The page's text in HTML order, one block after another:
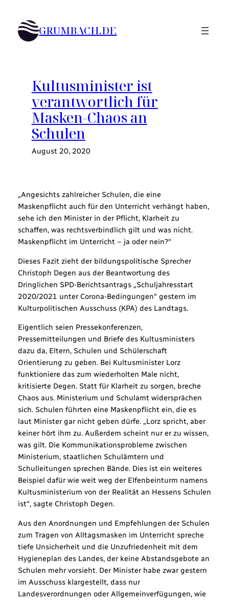
Inhalt
springen GRUMBACH.DE
Kultusminister ist
verantwortlich für
Masken-Chaos an
Schulen
August 20, 2020
„Angesichts zahlreicher Schulen, die eine
Maskenpflicht auch für den Unterricht verhängt haben,
sehe ich den Minister in der Pflicht, Klarheit zu
schaffen, was rechtsverbindlich gilt und was nicht.
Maskenpflicht im Unterricht – ja oder nein?“
Dieses Fazit zieht der bildungspolitische Sprecher
Christoph Degen aus der Beantwortung des
Dringlichen SPD-Berichtsantrags „Schuljahresstart
2020/2021 unter Corona-Bedingungen“ gestern im
Kulturpolitischen Ausschuss (KPA) des Landtags.
Eigentlich seien Pressekonferenzen,
Pressemitteilungen und Briefe des Kultusministers
dazu da, Eltern, Schulen und Schülerschaft
Orientierung zu geben. Bei Kultusminister Lorz
funktioniere das zum wiederholten Male nicht,
kritisierte Degen. Statt für Klarheit zu sorgen, breche
Chaos aus. Ministerium und Schulamt widersprächen
sich. Schulen führten eine Maskenpflicht ein, die es
laut Minister gar nicht geben dürfe. „Lorz spricht, aber
keiner hört ihm zu. Außerdem scheint nur er zu wissen,
was gilt. Die Kommunikationsprobleme zwischen
Ministerium, staatlichen Schulämtern und
Schulleitungen sprechen Bände. Dies ist ein weiteres
Beispiel dafür wie weit weg der Elfenbeinturm namens
Kultusministerium von der Realität an Hessens Schulen
ist“, sagte Christoph Degen.
Aus den Anordnungen und Empfehlungen der Schulen
zum Tragen von Alltagsmasken im Unterricht spreche
tiefe Unsicherheit und die Unzufriedenheit mit dem
Hygieneplan des Landes, der keine Abstandsgebote an
Schulen mehr vorsieht. Der Minister habe zwar gestern
im Ausschuss klargestellt, dass nur
Landesverordnungen oder Allgemeinverfügungen, wie